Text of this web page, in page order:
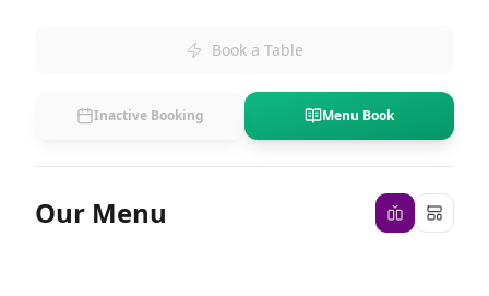
Book a Table
Inactive Booking Menu Book
Our Menu